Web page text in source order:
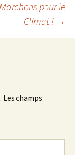
pour le
Climat ! →
Les champs